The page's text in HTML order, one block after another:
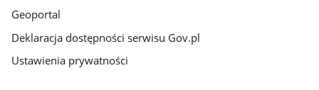
Geoportal
Deklaracja dostępności serwisu Gov.pl
Ustawienia prywatności